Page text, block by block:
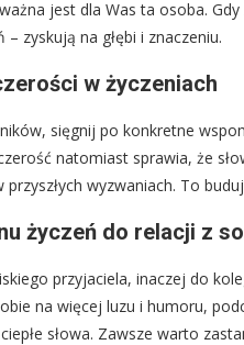
jest dla Was ta osoba.
zyskują na głębi i znaczeniu.
w życzeniach
sięgnij po konkretne
natomiast sprawia, że
wyzwaniach. To
życzeń do relacji z
przyjaciela, inaczej do
na więcej luzu i humoru,
słowa. Zawsze warto